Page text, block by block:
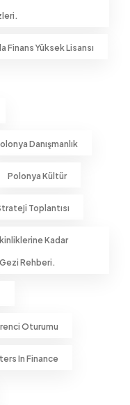
Finans Yüksek Lisansı
Danışmanlık
Polonya Kültür
Toplantısı
Kadar
Rehberi.
Oturumu
In Finance